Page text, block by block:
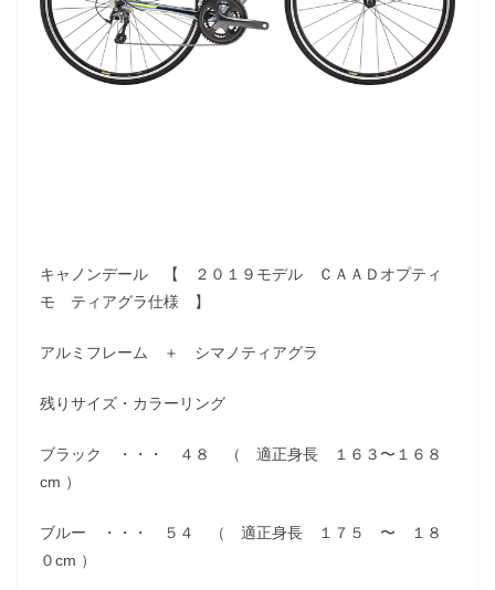
キャノンデール 【 ２０１９モデル ＣＡＡＤオプティ
モ ティアグラ仕様 】
アルミフレーム ＋ シマノティアグラ
残りサイズ・カラーリング
ブラック ・・・ ４８ （ 適正身長 １６３〜１６８
cm ）
ブルー ・・・ ５４ （ 適正身長 １７５ 〜 １８
０cm ）